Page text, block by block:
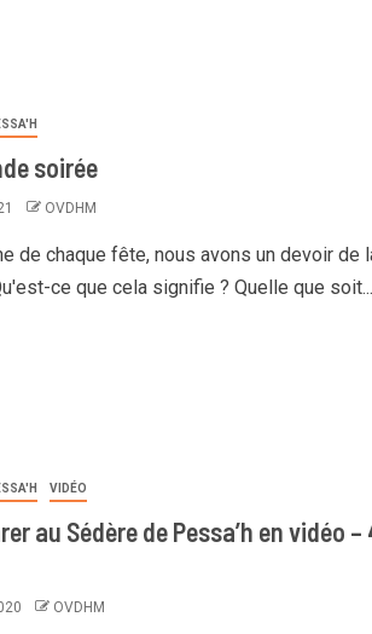
soirée
OVDHM
de chaque fête, nous avons un devoir de
ce que cela signifie ? Quelle que soit...
VIDÉO
au Sédère de Pessa’h en vidéo –
OVDHM